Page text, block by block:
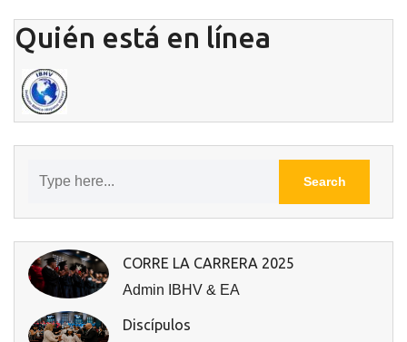
Quién está en línea
CORRE LA CARRERA 2025
Admin IBHV & EA
Discípulos